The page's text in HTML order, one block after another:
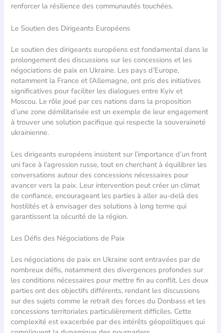
renforcer la résilience des communautés touchées.
Le Soutien des Dirigeants Européens
Le soutien des dirigeants européens est fondamental dans le
prolongement des discussions sur les concessions et les
négociations de paix en Ukraine. Les pays d’Europe,
notamment la France et l’Allemagne, ont pris des initiatives
significatives pour faciliter les dialogues entre Kyiv et
Moscou. Le rôle joué par ces nations dans la proposition
d’une zone démilitarisée est un exemple de leur engagement
à trouver une solution pacifique qui respecte la souveraineté
ukrainienne.
Les dirigeants européens insistent sur l’importance d’un front
uni face à l’agression russe, tout en cherchant à équilibrer les
conversations autour des concessions nécessaires pour
avancer vers la paix. Leur intervention peut créer un climat
de confiance, encourageant les parties à aller au-delà des
hostilités et à envisager des solutions à long terme qui
garantissent la sécurité de la région.
Les Défis des Négociations de Paix
Les négociations de paix en Ukraine sont entravées par de
nombreux défis, notamment des divergences profondes sur
les conditions nécessaires pour mettre fin au conflit. Les deux
parties ont des objectifs différents, rendant les discussions
sur des sujets comme le retrait des forces du Donbass et les
concessions territoriales particulièrement difficiles. Cette
complexité est exacerbée par des intérêts géopolitiques qui